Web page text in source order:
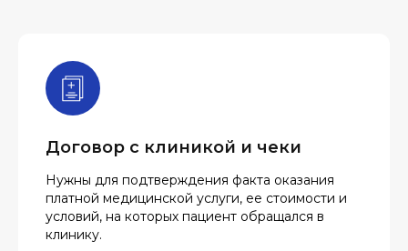
Договор с клиникой и чеки
Нужны для подтверждения факта оказания
платной медицинской услуги, ее стоимости и
условий, на которых пациент обращался в
клинику.